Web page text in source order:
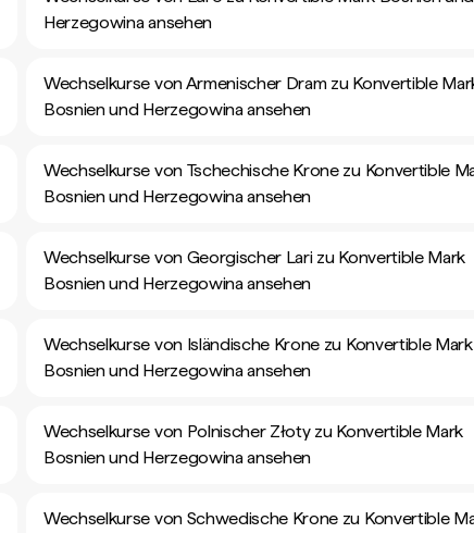
Herzegowina ansehen
Wechselkurse von Armenischer Dram zu Konvertible
Bosnien und Herzegowina ansehen
Wechselkurse von Tschechische Krone zu Konvertible
Bosnien und Herzegowina ansehen
Wechselkurse von Georgischer Lari zu Konvertible Mark
Bosnien und Herzegowina ansehen
Wechselkurse von Isländische Krone zu Konvertible Mark
Bosnien und Herzegowina ansehen
Wechselkurse von Polnischer Złoty zu Konvertible Mark
Bosnien und Herzegowina ansehen
Wechselkurse von Schwedische Krone zu Konvertible